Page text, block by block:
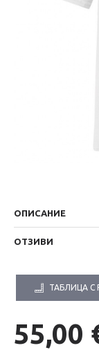
ОПИСАНИЕ
ОТЗИВИ
ТАБЛИЦА С
55,00